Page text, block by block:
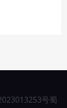
号蜀